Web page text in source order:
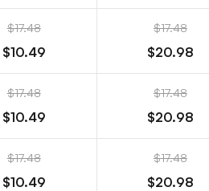
$17.48
$10.49
$17.48
$20.98
$17.48
$10.49
$17.48
$20.98
$17.48
$10.49
$17.48
$20.98